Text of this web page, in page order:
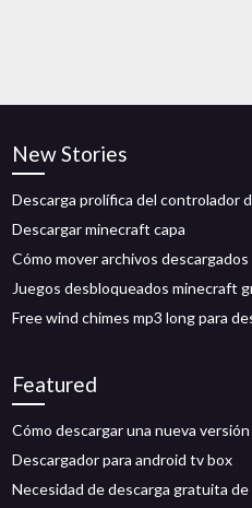
New Stories
Descarga prolífica del controlador
Descargar minecraft capa
Cómo mover archivos
Juegos desbloqueados minecraft
Free wind chimes mp3 long para
Featured
Cómo descargar una nueva
Descargador para android tv box
Necesidad de descarga gratuita